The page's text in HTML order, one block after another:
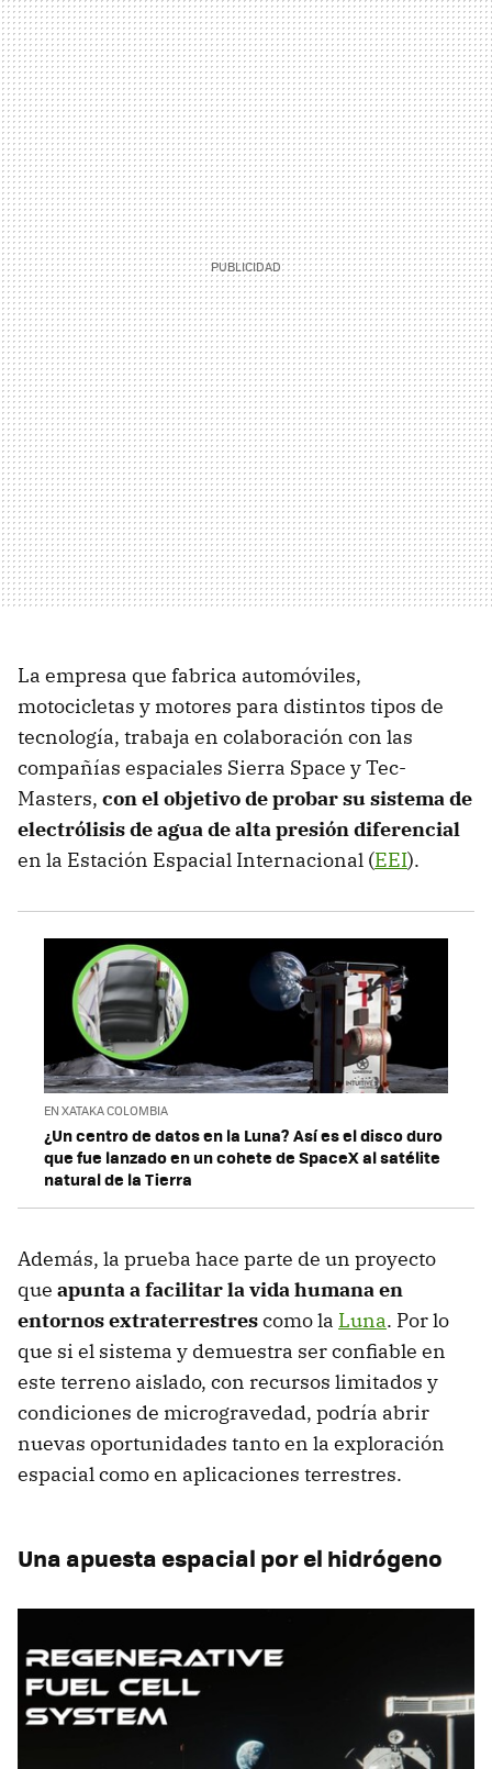
La empresa que fabrica automóviles,
motocicletas y motores para distintos tipos de
tecnología, trabaja en colaboración con las
compañías espaciales Sierra Space y Tec-
Masters, con el objetivo de probar su sistema de
electrólisis de agua de alta presión diferencial
en la Estación Espacial Internacional (EEI).
EN XATAKA COLOMBIA
¿Un centro de datos en la Luna? Así es el disco duro
que fue lanzado en un cohete de SpaceX al satélite
natural de la Tierra
Además, la prueba hace parte de un proyecto
que apunta a facilitar la vida humana en
entornos extraterrestrescomo la Luna. Por lo
que si el sistema y demuestra ser confiable en
este terreno aislado, con recursos limitados y
condiciones de microgravedad, podría abrir
nuevas oportunidades tanto en la exploración
espacial como en aplicaciones terrestres.
Una apuesta espacial por el hidrógeno